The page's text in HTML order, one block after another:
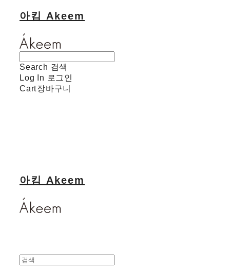
아킴 Akeem
Search 검색
Log In 로그인
Cart장바구니
아킴 Akeem